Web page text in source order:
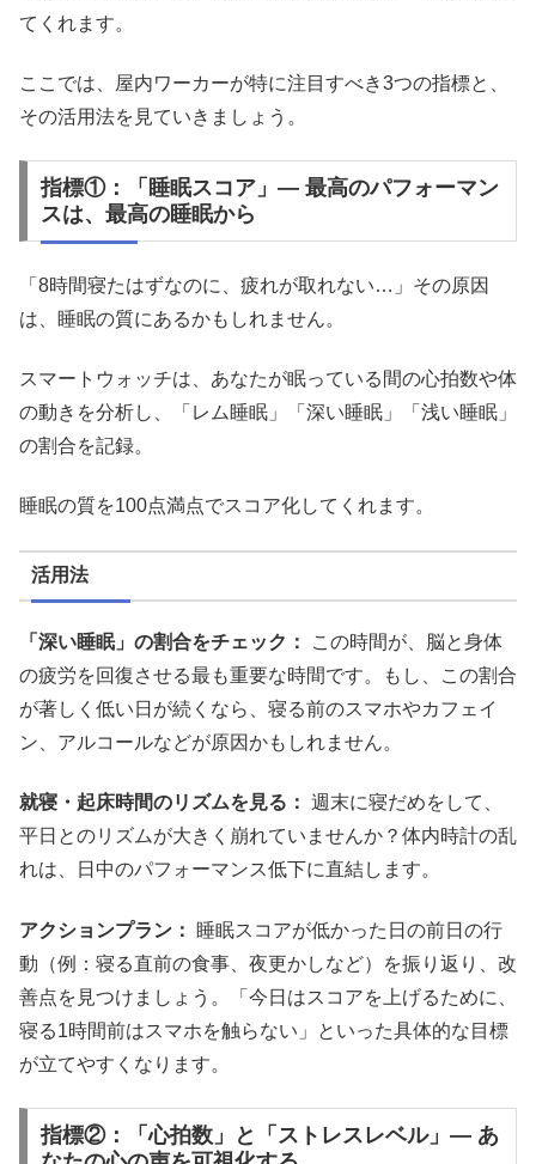
てくれます。
ここでは、屋内ワーカーが特に注目すべき3つの指標と、
その活用法を見ていきましょう。
指標①：「睡眠スコア」― 最高のパフォーマン
スは、最高の睡眠から
「8時間寝たはずなのに、疲れが取れない…」その原因
は、睡眠の質にあるかもしれません。
スマートウォッチは、あなたが眠っている間の心拍数や体
の動きを分析し、「レム睡眠」「深い睡眠」「浅い睡眠」
の割合を記録。
睡眠の質を100点満点でスコア化してくれます。
活用法
「深い睡眠」の割合をチェック：
この時間が、脳と身体
の疲労を回復させる最も重要な時間です。もし、この割合
が著しく低い日が続くなら、寝る前のスマホやカフェイ
ン、アルコールなどが原因かもしれません。
就寝・起床時間のリズムを見る： 週末に寝だめをして、
平日とのリズムが大きく崩れていませんか？体内時計の乱
れは、日中のパフォーマンス低下に直結します。
アクションプラン：
睡眠スコアが低かった日の前日の行
動（例：寝る直前の食事、夜更かしなど）を振り返り、改
善点を見つけましょう。「今日はスコアを上げるために、
寝る1時間前はスマホを触らない」といった具体的な目標
が立てやすくなります。
指標②：「心拍数」と「ストレスレベル」― あ